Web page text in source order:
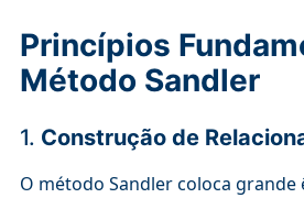
Princípios
Método Sandler
1. Construção de
O método Sandler coloca grande